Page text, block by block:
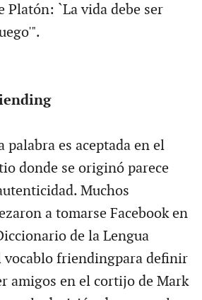
Platón: `La vida debe ser
palabra es aceptada en el
donde se originó parece
Muchos
a tomarse Facebook en
de la Lengua
vocablo friendingpara definir
amigos en el cortijo de Mark